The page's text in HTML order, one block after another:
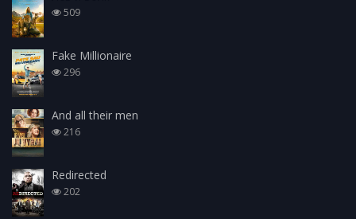
509
Fake Millionaire
296
And all their men
216
Redirected
202